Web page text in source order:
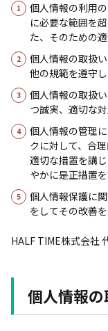
個人情報の利用
に必要な範囲を
た、そのための
個人情報の取扱
他の規範を遵守し
個人情報の取扱
つ誠実、適切な
個人情報の管理
クに対して、合
適切な措置を講
やかに是正措置を
個人情報保護に
をしてその改善
HALF TIME株式会社
個人情報